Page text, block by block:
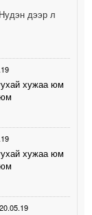
дээр л
хужаа юм
хужаа юм